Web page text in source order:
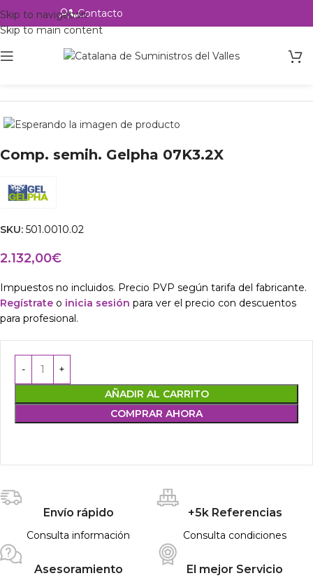
Skip to navigation
Skip to main content
Contacto
Comp. semih. Gelpha 07K3.2X
SKU: 501.0010.02
2.132,00€
Impuestos no incluidos. Precio PVP según tarifa del fabricante.
Regístrate o inicia sesión para ver el precio con descuentos
para profesional.
AÑADIR AL CARRITO
COMPRAR AHORA
Envío rápido
Consulta información
+5k Referencias
Consulta condiciones
Asesoramiento El mejor Servicio